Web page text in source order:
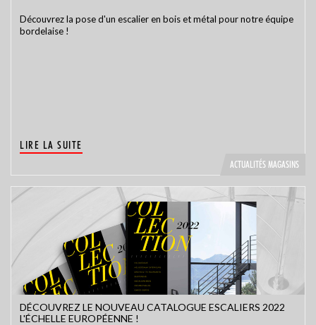
Découvrez la pose d'un escalier en bois et métal pour notre équipe
bordelaise !
LIRE LA SUITE
ACTUALITÉS MAGASINS
DÉCOUVREZ LE NOUVEAU CATALOGUE ESCALIERS 2022
L'ÉCHELLE EUROPÉENNE !